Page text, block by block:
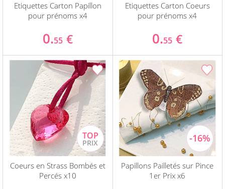
Etiquettes Carton Papillon
pour prénoms x4
0.55 €
Etiquettes Carton Coeurs
pour prénoms x4
0.55 €
Coeurs en Strass Bombés et
Percés x10
Papillons Pailletés sur Pince
1er Prix x6